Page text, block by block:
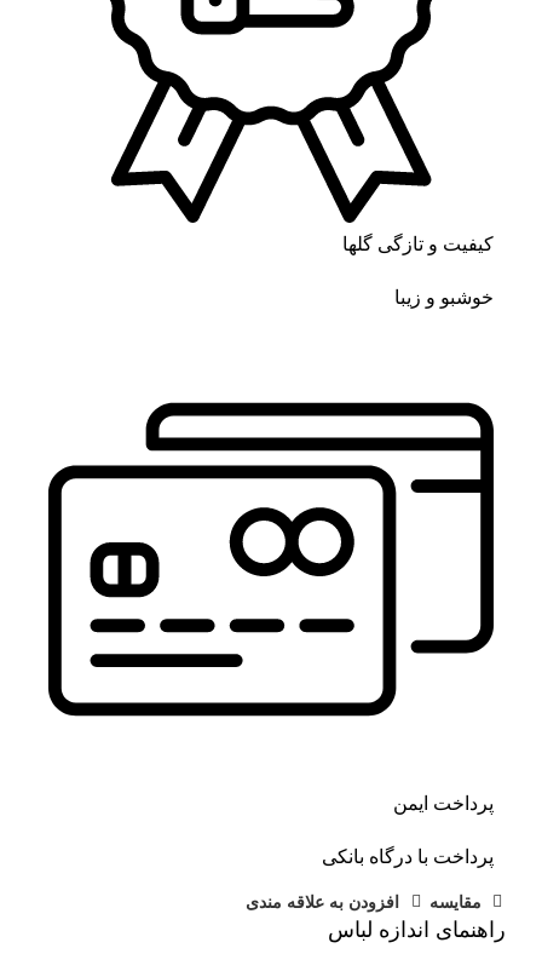
کیفیت و تازگی گلها
خوشبو و زیبا
پرداخت ایمن
پرداخت با درگاه بانکی
مقايسه افزودن به علاقه مندی
راهنمای اندازه لباس